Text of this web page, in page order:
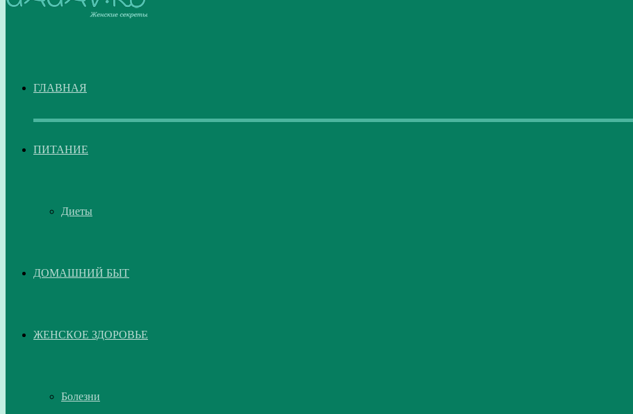
ГЛАВНАЯ
ПИТАНИЕ
Диеты
ДОМАШНИЙ БЫТ
ЖЕНСКОЕ ЗДОРОВЬЕ
Болезни